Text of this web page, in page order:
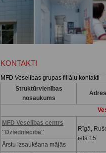
KONTAKTI
MFD Veselības grupas filiāļu kontakti
Struktūrvienības
nosaukums
MFD Veselības centrs
''Dziedniecība''
Rīgā,
ielā 15
Ārstu izsaukšana mājās